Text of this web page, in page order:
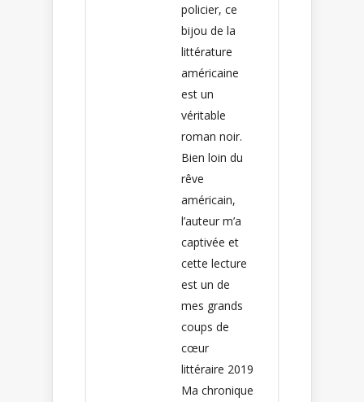
policier, ce
bijou de la
littérature
américaine
est un
véritable
roman noir.
Bien loin du
rêve
américain,
l’auteur m’a
captivée et
cette lecture
est un de
mes grands
coups de
cœur
littéraire 2019
Ma chronique